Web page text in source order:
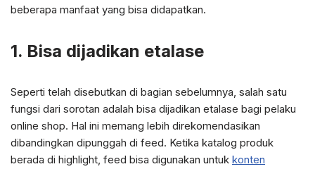
beberapa manfaat yang bisa didapatkan.
1. Bisa dijadikan etalase
Seperti telah disebutkan di bagian sebelumnya, salah satu
fungsi dari sorotan adalah bisa dijadikan etalase bagi pelaku
online shop. Hal ini memang lebih direkomendasikan
dibandingkan dipunggah di feed. Ketika katalog produk
berada di highlight, feed bisa digunakan untuk konten